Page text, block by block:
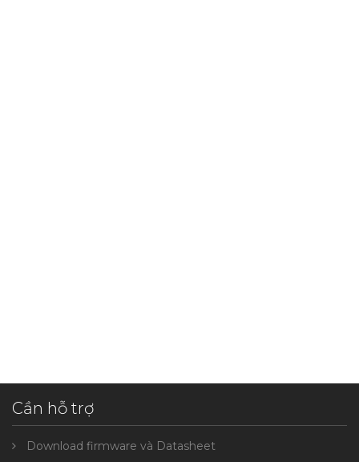
Cần hỗ trợ
Download firmware và Datasheet